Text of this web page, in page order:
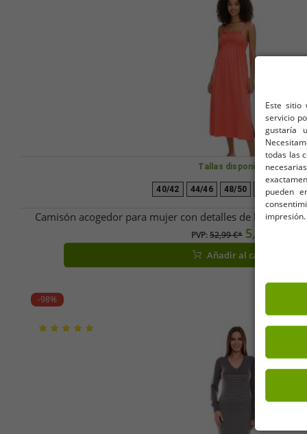
Tallas disponibles
40/42 44/46 48/50 52/54 56/
Camisón acogedor para mujer con detalles de bata,
PVP:52,99 €* 5,07 €
Añadir al carrito
-98%
Este sitio
servicio
gustaría
todas las
pueden
impresión.